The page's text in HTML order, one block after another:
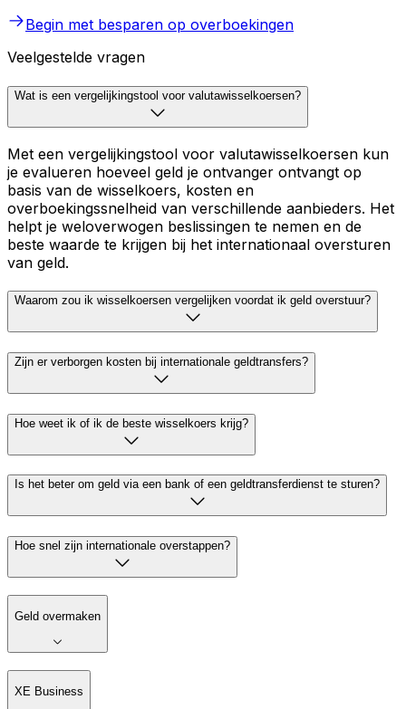
Begin met besparen op overboekingen
Veelgestelde vragen
Wat is een vergelijkingstool voor valutawisselkoersen?
Met een vergelijkingstool voor valutawisselkoersen kun
je evalueren hoeveel geld je ontvanger ontvangt op
basis van de wisselkoers, kosten en
overboekingssnelheid van verschillende aanbieders. Het
helpt je weloverwogen beslissingen te nemen en de
beste waarde te krijgen bij het internationaal oversturen
van geld.
Waarom zou ik wisselkoersen vergelijken voordat ik geld overstuur?
Zijn er verborgen kosten bij internationale geldtransfers?
Hoe weet ik of ik de beste wisselkoers krijg?
Is het beter om geld via een bank of een geldtransferdienst te sturen?
Hoe snel zijn internationale overstappen?
Geld overmaken
XE Business